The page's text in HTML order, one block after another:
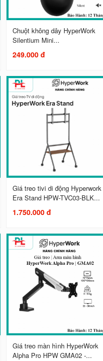
Chuột không dây HyperWork
Silentium Mini...
249.000 đ
Giá treo tivi di động Hyperwork
Era Stand HPW-TVC03-BLK...
1.750.000 đ
Giá treo màn hình HyperWork
Alpha Pro HPW GMA02 -...